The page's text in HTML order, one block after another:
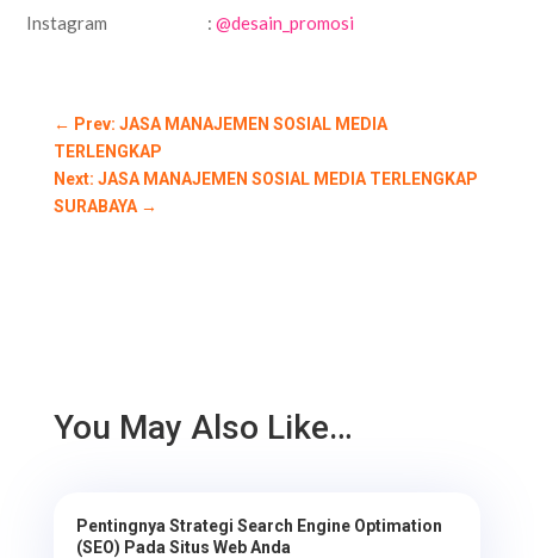
Instagram :@desain_promosi
← Prev: JASA MANAJEMEN SOSIAL MEDIA
TERLENGKAP
Next: JASA MANAJEMEN SOSIAL MEDIA TERLENGKAP
SURABAYA→
You May Also Like…
Pentingnya Strategi Search Engine Optimation
(SEO) Pada Situs Web Anda